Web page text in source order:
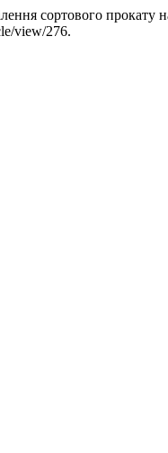
сортового прокату
view/276.